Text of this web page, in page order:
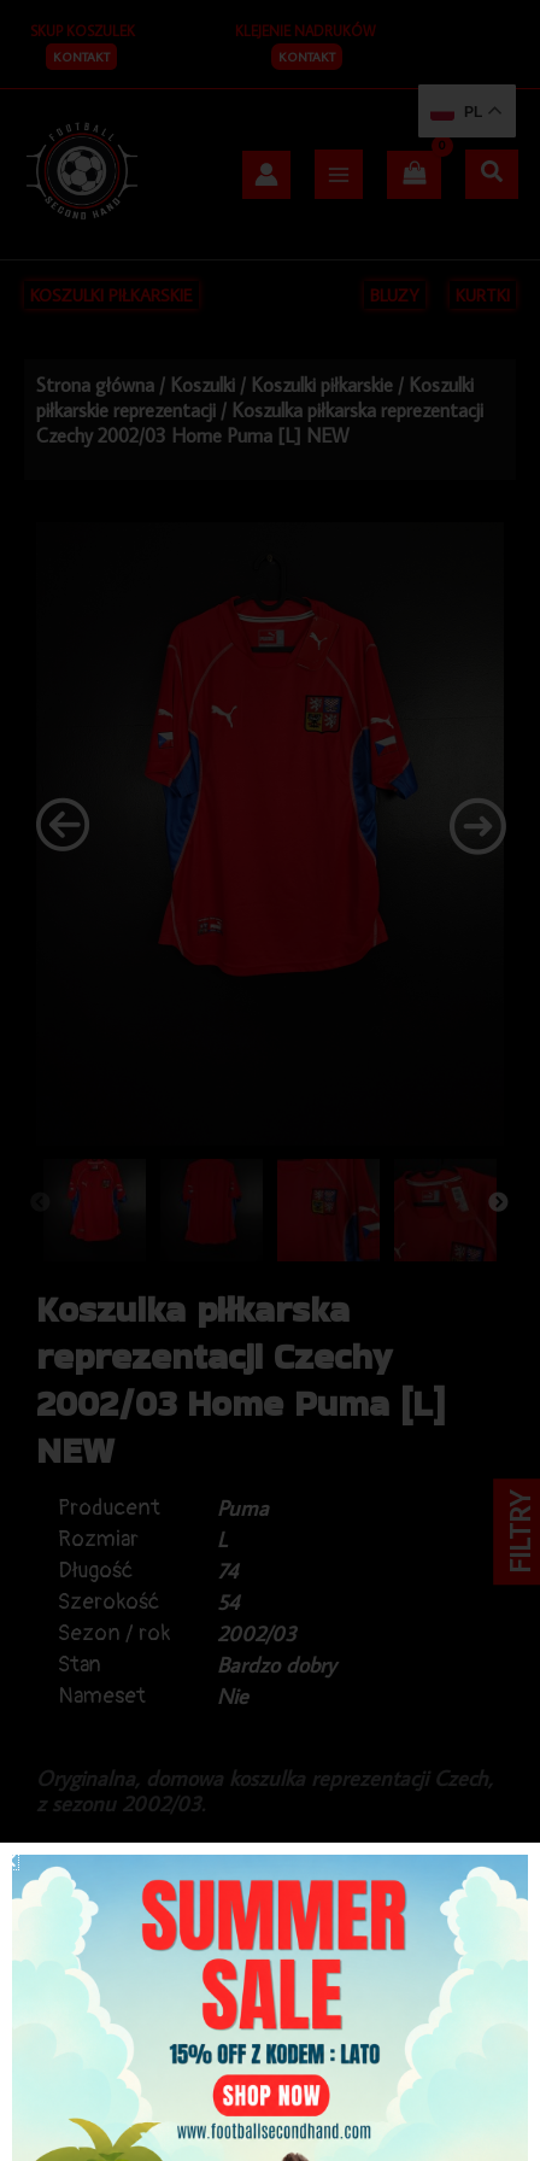
treści
SKUP KOSZULEK
KONTAKT
KLEJENIE NADRUKÓW
KONTAKT
KOSZULKI PIŁKARSKIE BLUZY KURTKI
Strona główna / Koszulki / Koszulki piłkarskie / Koszulki
piłkarskie reprezentacji / Koszulka piłkarska reprezentacji
Czechy 2002/03 Home Puma [L] NEW
Koszulka piłkarska
reprezentacji Czechy
2002/03 Home Puma [L]
NEW
Producent
Puma
Rozmiar
L
Długość
74
Szerokość
54
Sezon / rok
2002/03
Stan
Bardzo dobry
Nameset
Nie
Oryginalna, domowa koszulka reprezentacji Czech,
z sezonu 2002/03.
Produkt marki Puma, zachowany z kompletem
metek producenta.
269.99 zł
Najniższa cena w ciągu ostatnich 30 dni: 249.99 zł
PL
FILTRY